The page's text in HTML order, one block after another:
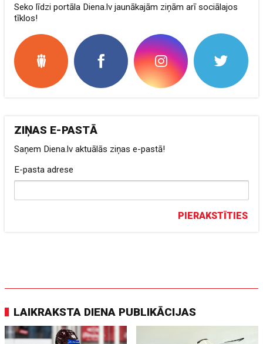
Seko līdzi portāla Diena.lv jaunākajām ziņām arī sociālajos
tīklos!
ZIŅAS E-PASTĀ
Saņem Diena.lv aktuālās ziņas e-pastā!
E-pasta adrese
PIERAKSTĪTIES
LAIKRAKSTA DIENA PUBLIKĀCIJAS